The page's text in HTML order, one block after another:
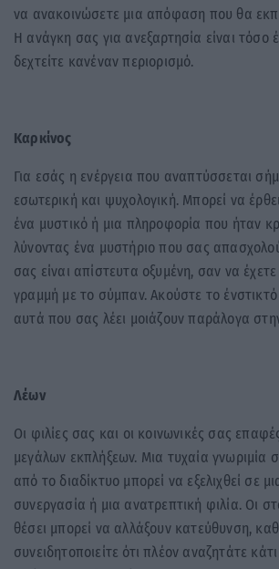
να ανακοινώσετε μια απόφαση που θα
Η ανάγκη σας για ανεξαρτησία είναι τόσο
δεχτείτε κανέναν περιορισμό.
Καρκίνος
Για εσάς η ενέργεια που αναπτύσσεται
εσωτερική και ψυχολογική. Μπορεί να
ένα μυστικό ή μια πληροφορία που ήταν
λύνοντας ένα μυστήριο που σας
σας είναι απίστευτα οξυμένη, σαν να
γραμμή με το σύμπαν. Ακούστε το
αυτά που σας λέει μοιάζουν παράλογα
Λέων
Οι φιλίες σας και οι κοινωνικές σας
μεγάλων εκπλήξεων. Μια τυχαία γνωριμία
από το διαδίκτυο μπορεί να εξελιχθεί σε
συνεργασία ή μια ανατρεπτική φιλία. Οι
θέσει μπορεί να αλλάξουν κατεύθυνση,
συνειδητοποιείτε ότι πλέον αναζητάτε